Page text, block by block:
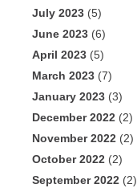
July 2023 (5)
June 2023 (6)
April 2023 (5)
March 2023 (7)
January 2023 (3)
December 2022 (2)
November 2022 (2)
October 2022 (2)
September 2022 (2)